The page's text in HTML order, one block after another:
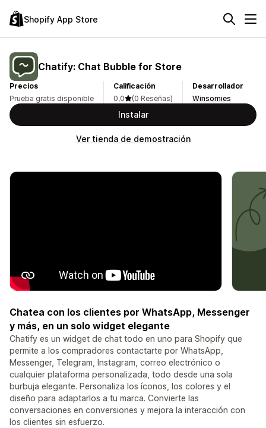
Shopify App Store
Chatify: Chat Bubble for Store
Precios
Prueba gratis disponible
Calificación
0,0
(0 Reseñas)
Desarrollador
Winsomies
Instalar
Ver tienda de demostración
Chatea con los clientes por WhatsApp, Messenger
y más, en un solo widget elegante
Chatify es un widget de chat todo en uno para Shopify que
permite a los compradores contactarte por WhatsApp,
Messenger, Telegram, Instagram, correo electrónico o
cualquier plataforma personalizada, todo desde una sola
burbuja elegante. Personaliza los íconos, los colores y el
diseño para adaptarlos a tu marca. Convierte las
conversaciones en conversiones y mejora la interacción con
los clientes sin esfuerzo.